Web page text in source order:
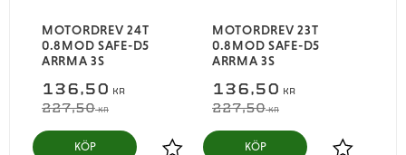
MOTORDREV 24T
0.8MOD SAFE-D5
ARRMA 3S
136,50 KR
227,50KR
KÖP
MOTORDREV 23T
0.8MOD SAFE-D5
ARRMA 3S
136,50 KR
227,50KR
KÖP